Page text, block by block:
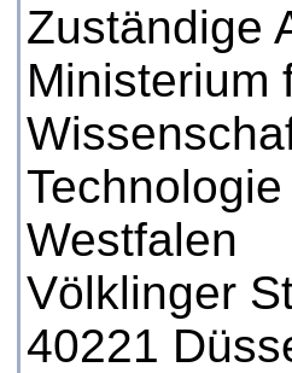
Zuständige
Ministerium
Westfalen
Völklinger
40221